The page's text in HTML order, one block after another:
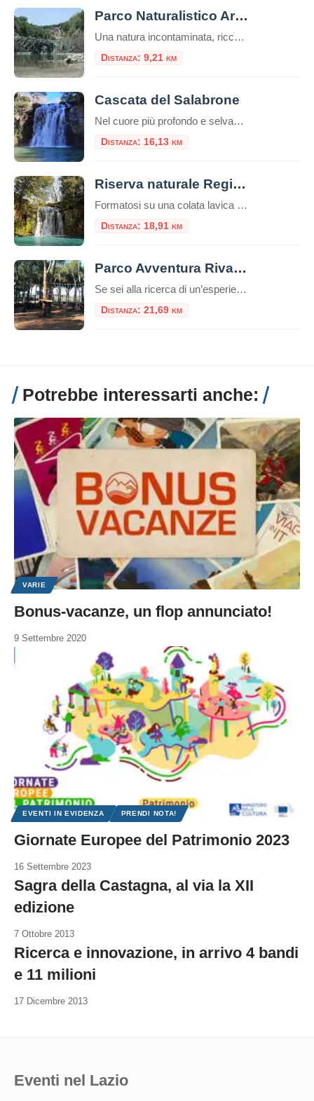
Parco Naturalistico Archeologico di Vulci
Una natura incontaminata, ricca di piantagioni di olivi e vigneti. Nelle piccole valli si aprono estese zone a pascolo, in cui si possono incontrare vacche m
Distanza: 9,21 km
Cascata del Salabrone
Nel cuore più profondo e selvaggio della Tuscia viterbese, dove il Lazio sfiora la Toscana, esiste un luogo in cui il tempo sembra essersi fermato. Lontano dalle rotte turistiche più affollate e avvolto dal silenzio di una foresta millenaria, si cela uno dei segreti naturali più affascinanti della provincia di Viterbo: la Cascata del Salabrone. […]
Distanza: 16,13 km
Riserva naturale Regionale Selva di Lamone
Formatosi su una colata lavica risalente al periodo compreso fra 150.000 e 50.000 anni fa, la Riserva naturale Regionale Selva di Lamone si estende su circa duemila ettari lungo il confine tra il Lazio e la Toscana, nel Comune di Farnese. La carat
Distanza: 18,91 km
Parco Avventura Riva dei Tarquini
Se sei alla ricerca di un’esperienza che unisca il brivido dell’avventura al piacere di stare immersi nella natura, il Parco Avventura Riva dei Tarquini è la meta ideale. Nel cuore della Tuscia, a pochi chilometri da Roma, sorge una delle destinazioni più emozionanti per chi cerca avventura e divertimento all’aria aperta: il Parco Avventura Riva […]
Distanza: 21,69 km
Potrebbe interessarti anche:
VARIE
Bonus-vacanze, un flop annunciato!
9 Settembre 2020
EVENTI IN EVIDENZA PRENDI NOTA!
Giornate Europee del Patrimonio 2023
16 Settembre 2023
Sagra della Castagna, al via la XII
edizione
7 Ottobre 2013
Ricerca e innovazione, in arrivo 4 bandi
e 11 milioni
17 Dicembre 2013
Eventi nel Lazio